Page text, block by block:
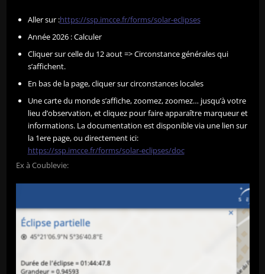
Aller sur :https://ssp.imcce.fr/forms/solar-eclipses
Année 2026 : Calculer
Cliquer sur celle du 12 aout => Circonstance générales qui
s’affichent.
En bas de la page, cliquer sur circonstances locales
Une carte du monde s’affiche, zoomez, zoomez… jusqu’à votre
lieu d’observation, et cliquez pour faire apparaître marqueur et
informations. La documentation est disponible via une lien sur
la 1ere page, ou directement ici:
https://ssp.imcce.fr/forms/solar-eclipses/doc
Ex à Coublevie: